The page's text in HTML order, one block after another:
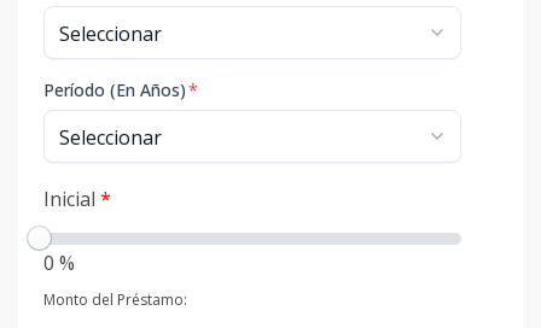
Período (En Años)*
Inicial *
0 %
Monto del Préstamo: